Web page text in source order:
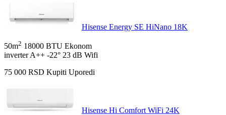
Hisense Energy SE HiNano 18K
50m2 18000 BTU Ekonom
inverter A++ -22° 23 dB Wifi
75 000 RSD Kupiti Uporedi
Hisense Hi Comfort WiFi 24K